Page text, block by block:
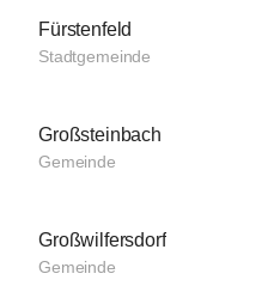
Fürstenfeld
Stadtgemeinde
Großsteinbach
Gemeinde
Großwilfersdorf
Gemeinde